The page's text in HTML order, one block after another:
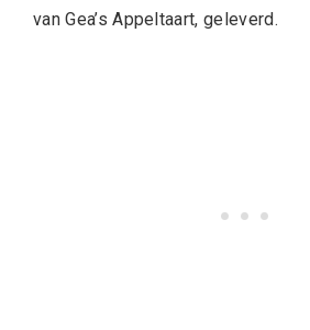
van Gea’s Appeltaart, geleverd.